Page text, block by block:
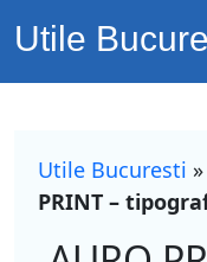
Utile
Utile Bucuresti »
PRINT –